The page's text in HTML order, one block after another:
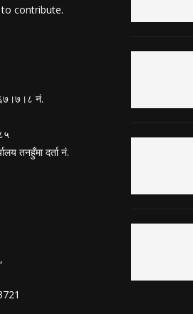
contribute.
नं.
तनहुँमा दर्ता नं.
,